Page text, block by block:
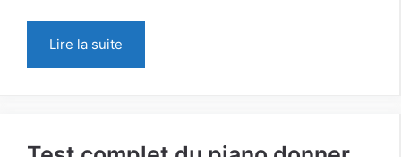
Lire la suite